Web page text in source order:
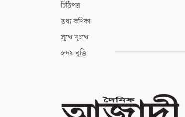
চিঠিপত্র
তথ্য কণিকা
সুখে দুঃখে
হৃদয় বৃত্তি